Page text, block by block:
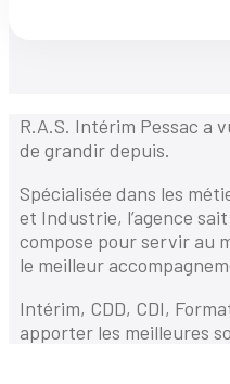
R.A.S. Intérim Pessac a
de grandir depuis.
Spécialisée dans les
et Industrie, l’agence
compose pour servir au
le meilleur
Intérim, CDD, CDI,
apporter les meilleures